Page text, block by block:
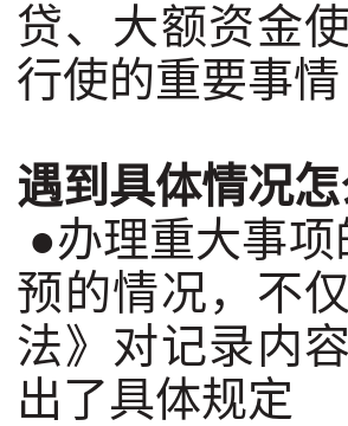
贷、大额资金
行使的重要事情
遇到具体情况怎
●办理重大事
预的情况，不
法》对记录内
出了具体规定